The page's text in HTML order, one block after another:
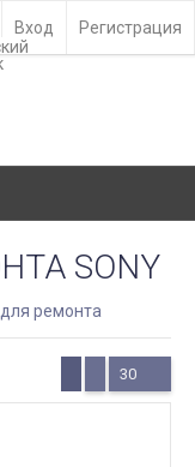
Вход Регистрация
SONY
ремонта
30